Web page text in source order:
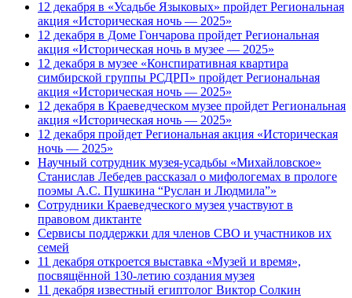
12 декабря в «Усадьбе Языковых» пройдет Региональная
акция «Историческая ночь — 2025»
12 декабря в Доме Гончарова пройдет Региональная
акция «Историческая ночь в музее — 2025»
12 декабря в музее «Конспиративная квартира
симбирской группы РСДРП» пройдет Региональная
акция «Историческая ночь — 2025»
12 декабря в Краеведческом музее пройдет Региональная
акция «Историческая ночь — 2025»
12 декабря пройдет Региональная акция «Историческая
ночь — 2025»
Научный сотрудник музея-усадьбы «Михайловское»
Станислав Лебедев рассказал о мифологемах в прологе
поэмы А.С. Пушкина “Руслан и Людмила”»
Сотрудники Краеведческого музея участвуют в
правовом диктанте
Сервисы поддержки для членов СВО и участников их
семей
11 декабря откроется выставка «Музей и время»,
посвящённой 130-летию создания музея
11 декабря известный египтолог Виктор Солкин